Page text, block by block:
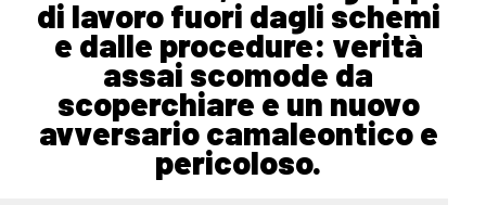
di lavoro fuori dagli schemi
e dalle procedure: verità
assai scomode da
scoperchiare e un nuovo
avversario camaleontico e
pericoloso.